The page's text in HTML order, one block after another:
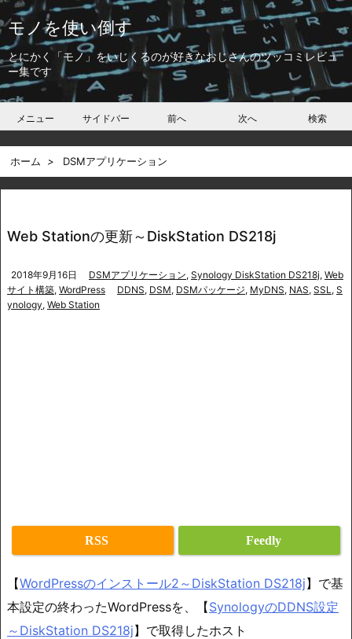
モノを使い倒す
とにかく「モノ」をいじくるのが好きなおじさんのツッコミレビュ
ー集です
メニュー サイドバー 前へ 次へ 検索
ホーム > DSMアプリケーション
Web Stationの更新～DiskStation DS218j
2018年9月16日 DSMアプリケーション, Synology DiskStation DS218j, Web
サイト構築, WordPress DDNS, DSM, DSMパッケージ, MyDNS, NAS, SSL, S
ynology, Web Station
RSS Feedly
【WordPressのインストール2～DiskStation DS218j】で基
本設定の終わったWordPressを、【SynologyのDDNS設定
～DiskStation DS218j】で取得したホスト